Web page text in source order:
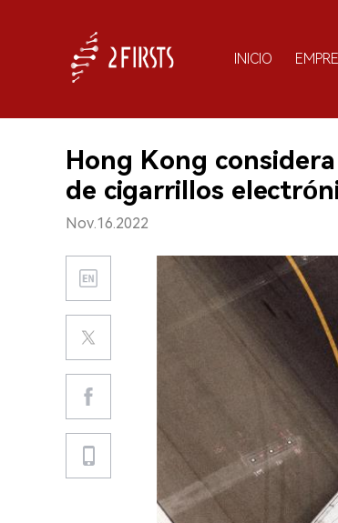
INICIO
Hong Kong
de cigarrillos
Nov.16.2022